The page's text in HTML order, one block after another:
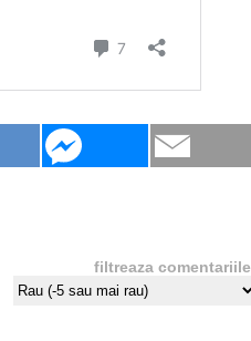
filtreaza comentariile